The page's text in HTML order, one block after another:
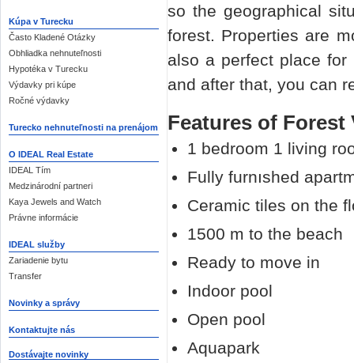
Kúpa v Turecku
Často Kladené Otázky
Obhliadka nehnuteľnosti
Hypotéka v Turecku
Výdavky pri kúpe
Ročné výdavky
Turecko nehnuteľnosti na prenájom
O IDEAL Real Estate
IDEAL Tím
Medzinárodní partneri
Kaya Jewels and Watch
Právne informácie
IDEAL služby
Zariadenie bytu
Transfer
Novinky a správy
Kontaktujte nás
Dostávajte novinky
so the geographical
forest. Properties are
also a perfect place
and after that, you can
Features of Forest
1 bedroom 1 living
Fully furnıshed
Ceramic tiles on the
1500 m to the beach
Ready to move in
Indoor pool
Open pool
Aquapark